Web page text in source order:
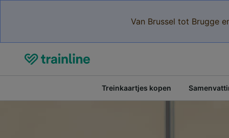
Van Brussel tot Brugge
Treinkaartjes kopen